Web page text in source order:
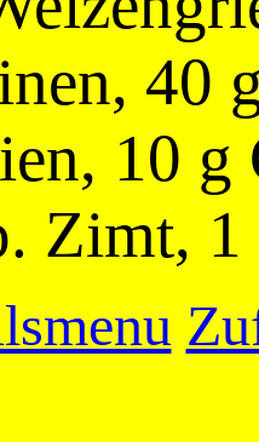
40
10
Zimt,